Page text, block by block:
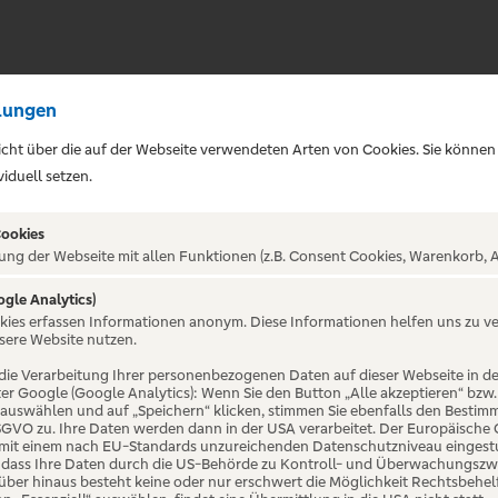
NICHT
über die auf der Webseite verwendeten Arten von Cookies. Sie
setzen.
der Webseite mit allen Funktionen (z.B. Consent Cookies, Warenkorb,
Analytics)
erfassen Informationen anonym. Diese Informationen helfen uns zu
Website nutzen.
Verarbeitung Ihrer personenbezogenen Daten auf dieser Webseite in
Google (Google Analytics): Wenn Sie den Button „Alle akzeptieren“
und auf „Speichern“ klicken, stimmen Sie ebenfalls den
zu. Ihre Daten werden dann in der USA verarbeitet. Der
einem nach EU-Standards unzureichenden Datenschutzniveau
Ihre Daten durch die US-Behörde zu Kontroll- und
hinaus besteht keine oder nur erschwert die Möglichkeit